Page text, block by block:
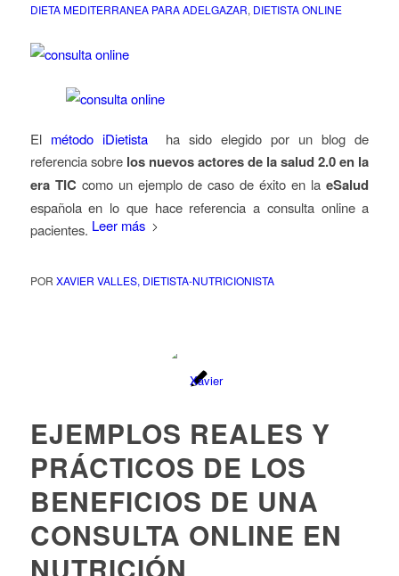
DIETA MEDITERRANEA PARA ADELGAZAR, DIETISTA ONLINE
El método iDietistaha sido elegido por un blog de
referencia sobre los nuevos actores de la salud 2.0 en la
era TIC como un ejemplo de caso de éxito en laeSalud
española en lo que hace referencia a consulta online a
pacientes. Leer más
POR XAVIER VALLES, DIETISTA-NUTRICIONISTA
EJEMPLOS REALES Y
PRÁCTICOS DE LOS
BENEFICIOS DE UNA
CONSULTA ONLINE EN